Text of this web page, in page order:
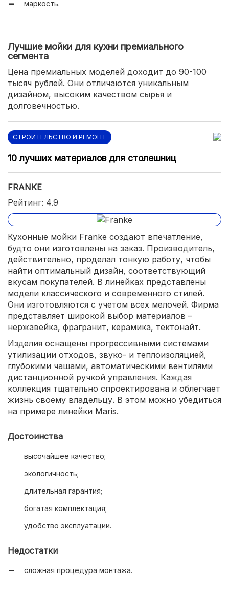
маркость.
Лучшие мойки для кухни премиального
сегмента
Цена премиальных моделей доходит до 90-100
тысяч рублей. Они отличаются уникальным
дизайном, высоким качеством сырья и
долговечностью.
СТРОИТЕЛЬСТВО И РЕМОНТ
10 лучших материалов для столешниц
FRANKE
Рейтинг: 4.9
Кухонные мойки Franke создают впечатление,
будто они изготовлены на заказ. Производитель,
действительно, проделал тонкую работу, чтобы
найти оптимальный дизайн, соответствующий
вкусам покупателей. В линейках представлены
модели классического и современного стилей.
Они изготовляются с учетом всех мелочей. Фирма
представляет широкой выбор материалов –
нержавейка, фрагранит, керамика, тектонайт.
Изделия оснащены прогрессивными системами
утилизации отходов, звуко- и теплоизоляцией,
глубокими чашами, автоматическими вентилями
дистанционной ручкой управления. Каждая
коллекция тщательно спроектирована и облегчает
жизнь своему владельцу. В этом можно убедиться
на примере линейки Maris.
Достоинства
высочайшее качество;
экологичность;
длительная гарантия;
богатая комплектация;
удобство эксплуатации.
Недостатки
сложная процедура монтажа.